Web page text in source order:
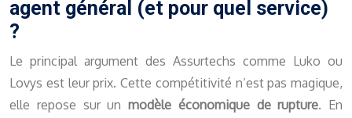
agent général (et pour quel service)
?
Le principal argument des Assurtechs comme Luko ou
Lovys est leur prix. Cette compétitivité n’est pas magique,
elle repose sur un modèle économique de rupture. En